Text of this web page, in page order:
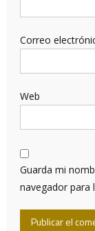
Correo
Web
Guarda mi
navegador para